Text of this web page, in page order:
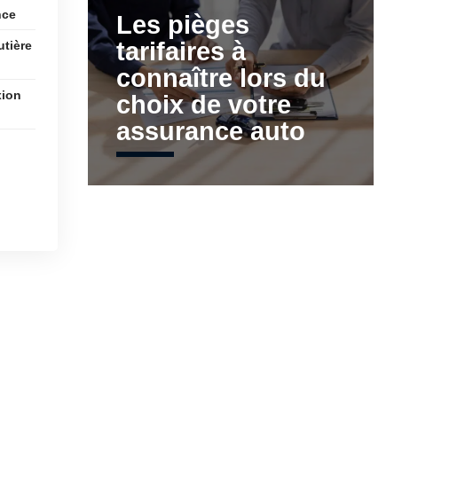
Les pièges
tarifaires à
connaître lors du
choix de votre
assurance auto